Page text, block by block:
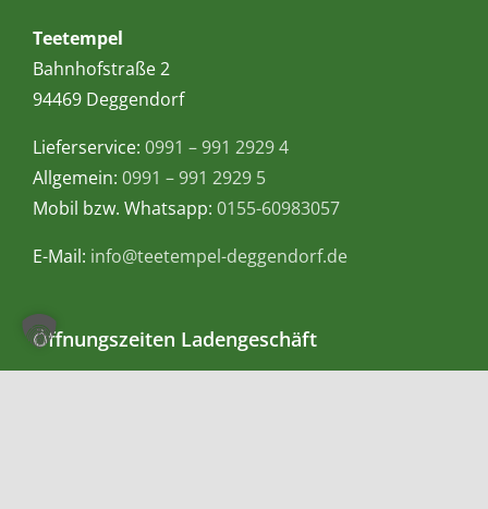
Teetempel
Bahnhofstraße 2
94469 Deggendorf
Lieferservice: 0991 – 991 2929 4
Allgemein: 0991 – 991 2929 5
Mobil bzw. Whatsapp: 0155-60983057
E-Mail: info@teetempel-deggendorf.de
Öffnungszeiten Ladengeschäft